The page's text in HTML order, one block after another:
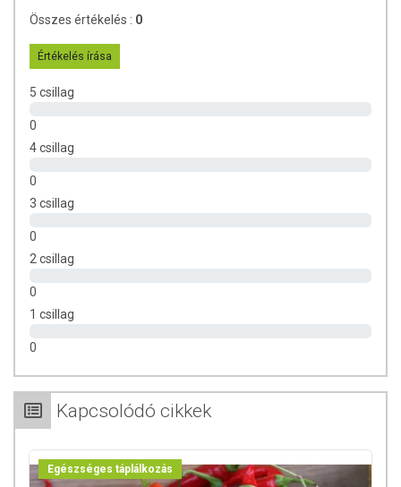
Forgalmazó:ÍZTÁR-Fűszermanufaktúra Kft.
Folyamatosan frissítjük az oldalunkon található adatokat, hogy azok
webshopon megjelenő adatok (beleértve a termékfotókat, tápérték-,
összetétel-, és allergén információkat is) csupán tájékoztató jellegűek,
legfrissebb, pontos információkat a termékek csomagolásán találhatja
meg.
Összes értékelés : 0
Értékelés írása
5 csillag
0
4 csillag
0
3 csillag
0
2 csillag
0
1 csillag
0
Kapcsolódó cikkek
Egészséges táplálkozás